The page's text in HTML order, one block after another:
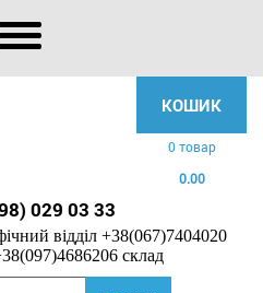
КОШИК
0 товар
0.00
029 03 33
відділ +38(067)7404020
склад